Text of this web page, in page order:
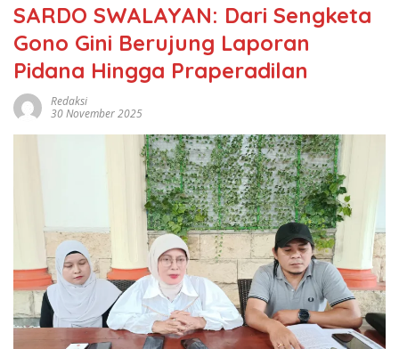
SARDO SWALAYAN: Dari Sengketa
Gono Gini Berujung Laporan
Pidana Hingga Praperadilan
Redaksi
30 November 2025